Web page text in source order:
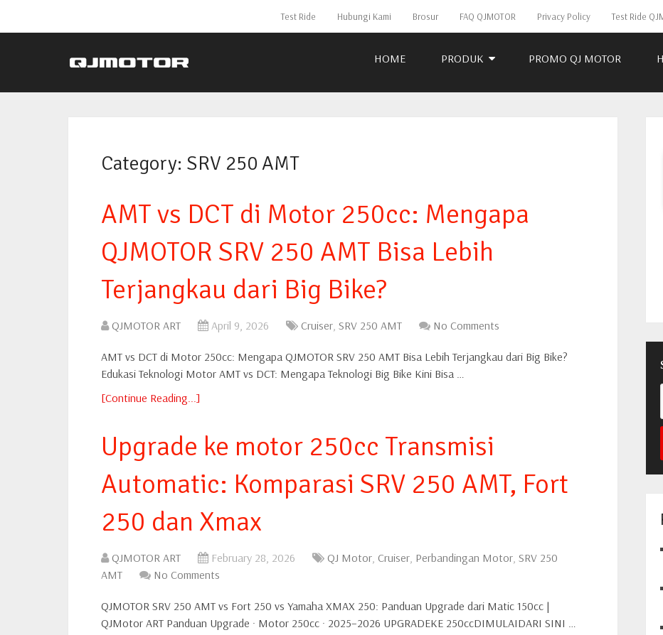
Test Ride Hubungi Kami Brosur FAQ QJMOTOR Privacy Policy Test Ride
HOME PRODUK PROMO QJ MOTOR
Category: SRV 250 AMT
AMT vs DCT di Motor 250cc: Mengapa
QJMOTOR SRV 250 AMT Bisa Lebih
Terjangkau dari Big Bike?
QJMOTOR ART April 9, 2026 Cruiser, SRV 250 AMT No Comments
AMT vs DCT di Motor 250cc: Mengapa QJMOTOR SRV 250 AMT Bisa Lebih Terjangkau dari Big Bike?
Edukasi Teknologi Motor AMT vs DCT: Mengapa Teknologi Big Bike Kini Bisa …
[Continue Reading...]
Upgrade ke motor 250cc Transmisi
Automatic: Komparasi SRV 250 AMT, Fort
250 dan Xmax
QJMOTOR ART February 28, 2026 QJ Motor, Cruiser, Perbandingan Motor, SRV 250
AMT
No Comments
QJMOTOR SRV 250 AMT vs Fort 250 vs Yamaha XMAX 250: Panduan Upgrade dari Matic 150cc |
QJMotor ART Panduan Upgrade · Motor 250cc · 2025–2026 UPGRADEKE 250ccDIMULAIDARI SINI …